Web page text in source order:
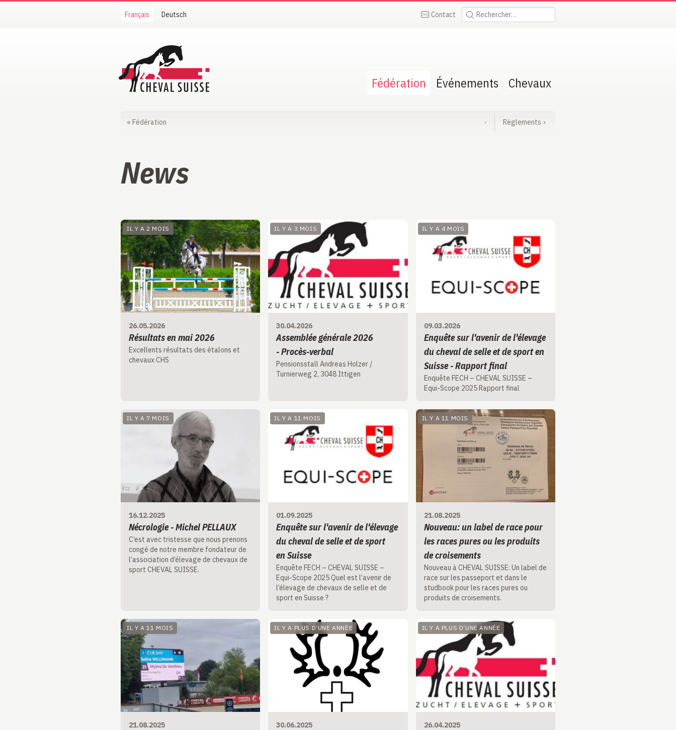
Français Deutsch Contact Rechercher:
Cheval Suisse
Fédération Événements Chevaux
« Fédération ‹ Règlements ›
News
IL Y A 2 MOIS
26.05.2026
Résultats en mai 2026
Excellents résultats des étalons et
chevaux CHS
IL Y A 3 MOIS
30.04.2026
Assemblée générale 2026
- Procès‑verbal
Pensionsstall Andreas Holzer /
Turnierweg 2, 3048 Ittigen
IL Y A 4 MOIS
09.03.2026
Enquête sur l'avenir de l'élevage
du cheval de selle et de sport en
Suisse - Rapport final
Enquête FECH – CHEVAL SUISSE –
Equi-Scope 2025 Rapport final
IL Y A 7 MOIS
16.12.2025
Nécrologie - Michel PELLAUX
C’est avec tristesse que nous prenons
congé de notre membre fondateur de
l’association d’élevage de chevaux de
sport CHEVAL SUISSE.
IL Y A 11 MOIS
01.09.2025
Enquête sur l'avenir de l'élevage
du cheval de selle et de sport
en Suisse
Enquête FECH – CHEVAL SUISSE –
Equi-Scope 2025 Quel est l’avenir de
l’élevage de chevaux de selle et de
sport en Suisse ?
IL Y A 11 MOIS
21.08.2025
Nouveau: un label de race pour
les races pures ou les produits
de croisements
Nouveau à CHEVAL SUISSE: Un label de
race sur les passeport et dans le
studbook pour les races pures ou
produits de croisements.
IL Y A 11 MOIS
21.08.2025
IL Y A PLUS D’UNE ANNÉE
30.06.2025
IL Y A PLUS D’UNE ANNÉE
26.04.2025